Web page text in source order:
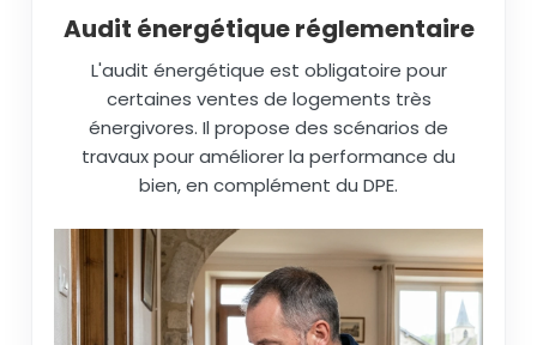
Audit énergétique réglementaire
L'audit énergétique est obligatoire pour
certaines ventes de logements très
énergivores. Il propose des scénarios de
travaux pour améliorer la performance du
bien, en complément du DPE.